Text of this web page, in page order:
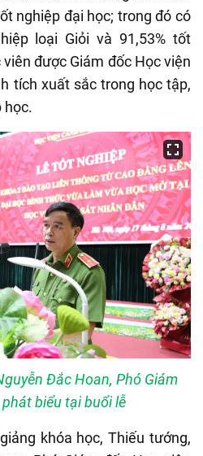
nghiệp đại học; trong đó có
loại Giỏi và 91,53% tốt
được Giám đốc Học viện
tích xuất sắc trong học tập,
học.
Đắc Hoan, Phó Giám
biểu tại buổi lễ
khóa học, Thiếu tướng,